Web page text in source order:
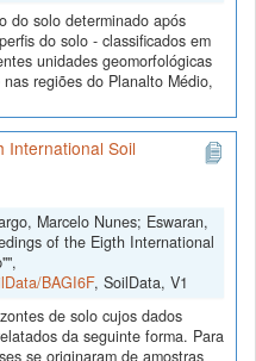
do solo determinado após
do solo - classificados em
unidades geomorfológicas
regiões do Planalto Médio,
International Soil
Marcelo Nunes; Eswaran,
of the Eigth International
BAGI6F, SoilData, V1
de solo cujos dados
da seguinte forma. Para
se originaram de amostras